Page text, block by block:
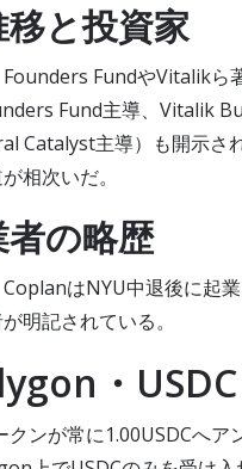
と投資家
FundやVitalikら
Fund主導、Vitalik
Catalyst主導）も開示
相次いだ。
の略歴
はNYU中退後に起
明記されている。
・USDC
クンが常に1.00USDCへ